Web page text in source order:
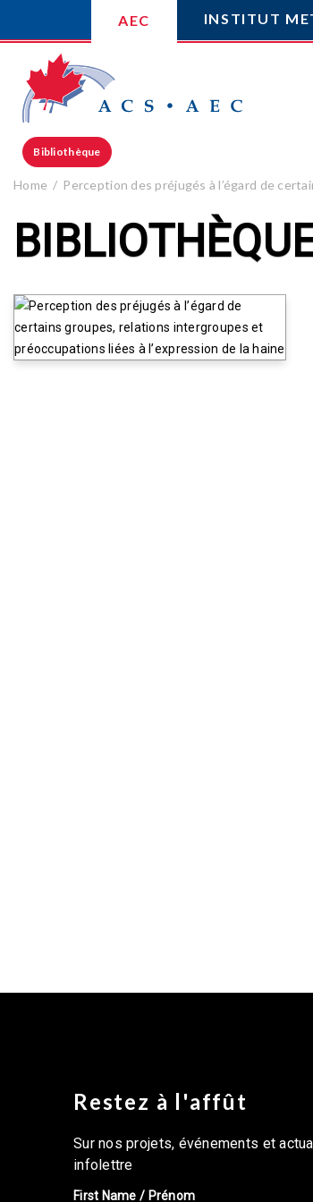
AEC INSTITUT
Bibliothèque
Home Perception des préjugés à l’égard de
Restez à l'affût
Sur nos projets, événements et
infolettre
First Name / Prénom